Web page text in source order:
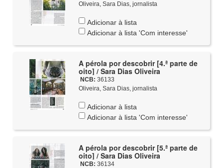
Oliveira, Sara Dias, jornalista
Adicionar à lista
Adicionar à lista 'Com interesse'
A pérola por descobrir [4.ª parte de
oito] / Sara Dias Oliveira
NCB: 36133
Oliveira, Sara Dias, jornalista
Adicionar à lista
Adicionar à lista 'Com interesse'
A pérola por descobrir [5.ª parte de
oito] / Sara Dias Oliveira
NCB: 36134